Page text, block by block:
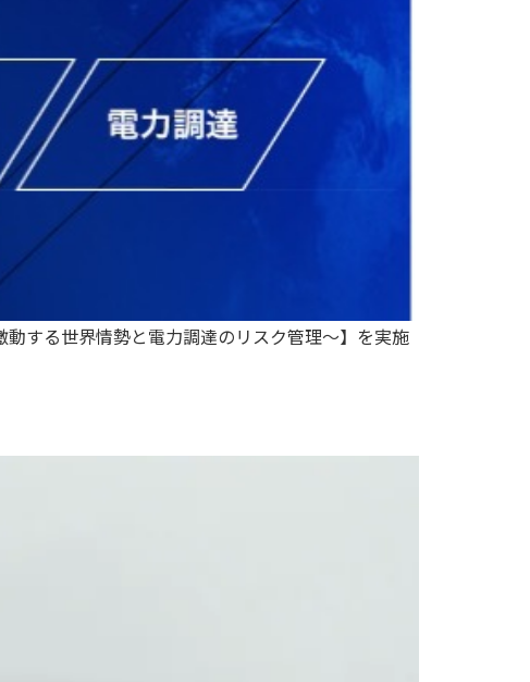
する世界情勢と電力調達のリスク管理～】を実施